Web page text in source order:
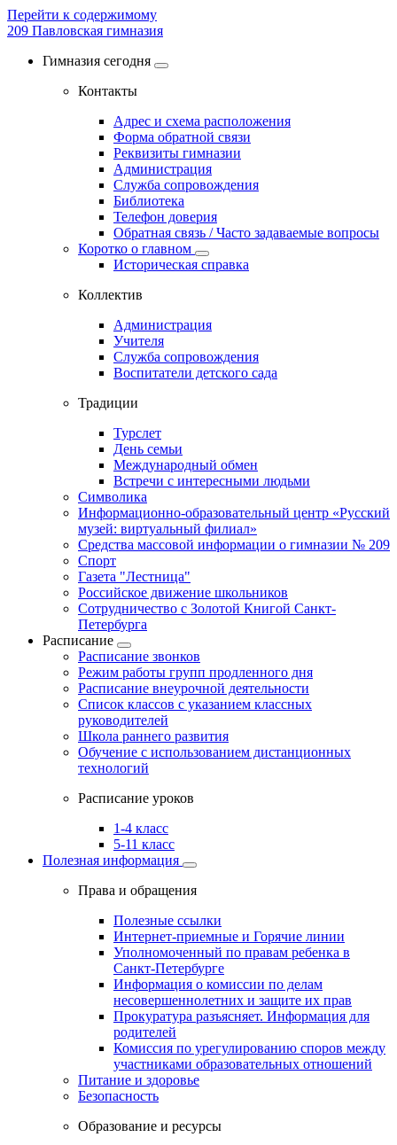
Перейти к содержимому
209 Павловская гимназия
Гимназия сегодня
Контакты
Адрес и схема расположения
Форма обратной связи
Реквизиты гимназии
Администрация
Служба сопровождения
Библиотека
Телефон доверия
Обратная связь / Часто задаваемые вопросы
Коротко о главном
Историческая справка
Коллектив
Администрация
Учителя
Служба сопровождения
Воспитатели детского сада
Традиции
Турслет
День семьи
Международный обмен
Встречи с интересными людьми
Символика
Информационно-образовательный центр «Русский
музей: виртуальный филиал»
Средства массовой информации о гимназии № 209
Спорт
Газета "Лестница"
Российское движение школьников
Сотрудничество с Золотой Книгой Санкт-
Петербурга
Расписание
Расписание звонков
Режим работы групп продленного дня
Расписание внеурочной деятельности
Список классов с указанием классных
руководителей
Школа раннего развития
Обучение с использованием дистанционных
технологий
Расписание уроков
1-4 класс
5-11 класс
Полезная информация
Права и обращения
Полезные ссылки
Интернет-приемные и Горячие линии
Уполномоченный по правам ребенка в
Санкт-Петербурге
Информация о комиссии по делам
несовершеннолетних и защите их прав
Прокуратура разъясняет. Информация для
родителей
Комиссия по урегулированию споров между
участниками образовательных отношений
Питание и здоровье
Безопасность
Образование и ресурсы